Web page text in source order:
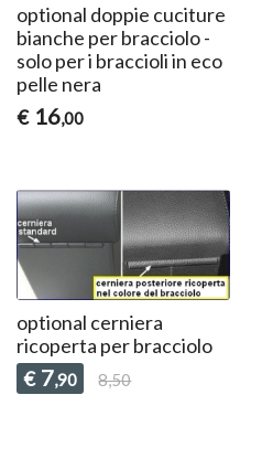
optional doppie cuciture
bianche per bracciolo -
solo per i braccioli in eco
pelle nera
€ 16,00
optional cerniera
ricoperta per bracciolo
€ 7,90 8,50